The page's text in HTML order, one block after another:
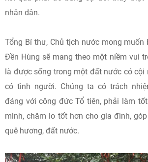
nhân dân.
Tổng Bí thư, Chủ tịch nước mong
Đền Hùng sẽ mang theo một niềm vui
là được sống trong một đất nước có cội
có tình người. Chúng ta có trách
đáng với công đức Tổ tiên, phải làm
mình, chăm lo tốt hơn cho gia đình,
quê hương, đất nước.